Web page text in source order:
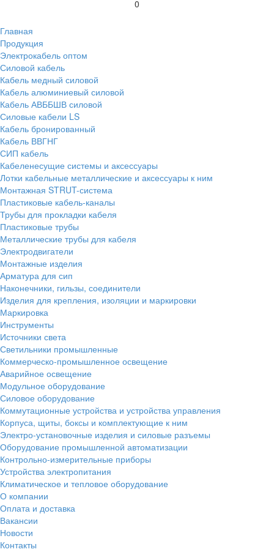
0
Главная
Продукция
Электрокабель оптом
Силовой кабель
Кабель медный силовой
Кабель алюминиевый силовой
Кабель АВББШВ силовой
Силовые кабели LS
Кабель бронированный
Кабель ВВГНГ
СИП кабель
Кабеленесущие системы и аксессуары
Лотки кабельные металлические и аксессуары к ним
Монтажная STRUT-система
Пластиковые кабель-каналы
Трубы для прокладки кабеля
Пластиковые трубы
Металлические трубы для кабеля
Электродвигатели
Монтажные изделия
Арматура для сип
Наконечники, гильзы, соединители
Изделия для крепления, изоляции и маркировки
Маркировка
Инструменты
Источники света
Светильники промышленные
Коммерческо-промышленное освещение
Аварийное освещение
Модульное оборудование
Силовое оборудование
Коммутационные устройства и устройства управления
Корпуса, щиты, боксы и комплектующие к ним
Электро-установочные изделия и силовые разъемы
Оборудование промышленной автоматизации
Контрольно-измерительные приборы
Устройства электропитания
Климатическое и тепловое оборудование
О компании
Оплата и доставка
Вакансии
Новости
Контакты